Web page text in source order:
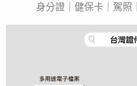
身分證 ｜健保卡｜駕